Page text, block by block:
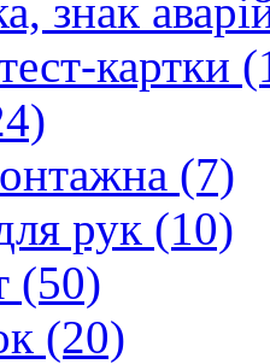
знак
картки
(7)
рук (10)
(50)
(20)